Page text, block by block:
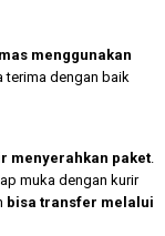
menggunakan
terima dengan baik
menyerahkan paket
muka dengan kurir
bisa transfer melalui